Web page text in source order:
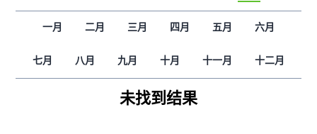
一月 二月 三月 四月 五月 六月
七月 八月 九月 十月 十一月 十二月
未找到结果